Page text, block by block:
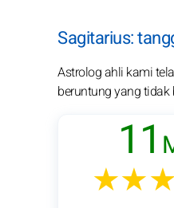
Sagitarius:
Astrolog ahli kami
beruntung yang
11